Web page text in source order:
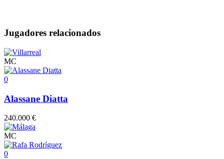
Jugadores relacionados
MC
0
Alassane Diatta
240.000 €
MC
0